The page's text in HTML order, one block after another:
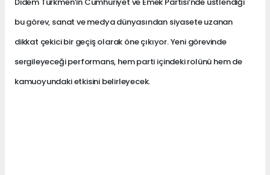
bu görev, sanat ve medya dünyasından siyasete uzanan
dikkat çekici bir geçiş olarak öne çıkıyor. Yeni görevinde
sergileyeceği performans, hem parti içindeki rolünü hem de
kamuoyundaki etkisini belirleyecek.